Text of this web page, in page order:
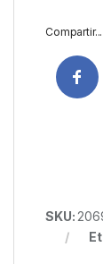
Compartir...
SKU: